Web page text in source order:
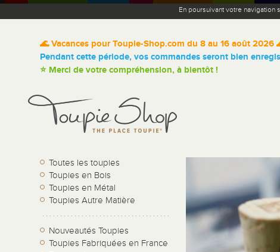
En poursuivant votre
🌊 Vacances pour Toupie-Shop.com du 8 au 16 août 2026
Pendant cette période, vos commandes seront bien
⭐ Merci de votre compréhension, à bientôt !
Toutes les toupies
Toupies en Bois
Toupies en Métal
Toupies Autre Matière
Nouveautés Toupies
Toupies Fabriquées en France